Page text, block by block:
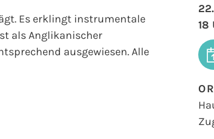
Es erklingt instrumentale
als Anglikanischer
ausgewiesen. Alle
18